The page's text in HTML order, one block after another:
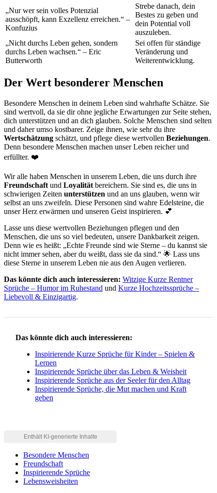
„Nur wer sein volles Potenzial
ausschöpft, kann Exzellenz erreichen.“ –
Konfuzius
Strebe danach, dein
Bestes zu geben und
dein Potential voll
auszuleben.
„Nicht durchs Leben gehen, sondern
durchs Leben wachsen.“ – Eric
Butterworth
Sei offen für ständige
Veränderung und
Weiterentwicklung.
Der Wert besonderer Menschen
Besondere Menschen in deinem Leben sind wahrhafte Schätze. Sie
sind wertvoll, da sie dir ohne jegliche Erwartungen zur Seite stehen,
dich unterstützen und an dich glauben. Solche Menschen sind selten
und daher umso kostbarer. Zeige ihnen, wie sehr du ihre
Wertschätzung schätzt, und pflege diese wertvollen Beziehungen.
Denn besondere Menschen machen unser Leben reicher und
erfüllter. ❤️
Wir alle haben Menschen in unserem Leben, die uns durch ihre
Freundschaft und Loyalität bereichern. Sie sind es, die uns in
schwierigen Zeiten unterstützen und an uns glauben, wenn wir
selbst an uns zweifeln. Diese Personen sind wahre Edelsteine, die
unser Herz erwärmen und unseren Geist inspirieren. 💕
Lasse uns diese wertvollen Beziehungen pflegen und den
Menschen, die uns so viel bedeuten, unsere Dankbarkeit zeigen.
Denn wie es heißt: „Echte Freunde sind wie Sterne – du kannst sie
nicht immer sehen, aber du weißt, dass sie da sind.“ 🌟 Lass uns
diese Sterne in unserem Leben nie aus den Augen verlieren.
Das könnte dich auch interessieren: Witzige Kurze Rentner
Sprüche – Humor im Ruhestand und Kurze Hochzeitssprüche –
Liebevoll & Einzigartig.
Das könnte dich auch interessieren:
Inspirierende Kurze Sprüche für Kinder – Spielen &
Lernen
Inspirierende Sprüche über das Leben & Weisheit
Inspirierende Sprüche aus der Seeler für den Alltag
Inspirierende Sprüche, die Mut machen und Kraft
geben
Besondere Menschen
Freundschaft
Inspirierende Sprüche
Lebensweisheiten